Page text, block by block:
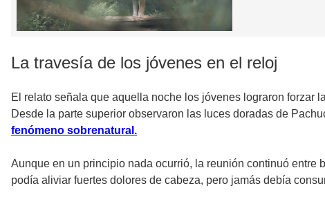
La travesía de los jóvenes en el reloj
El relato señala que aquella noche los jóvenes lograron forzar
Desde la parte superior observaron las luces doradas de
fenómeno sobrenatural.
Aunque en un principio nada ocurrió, la reunión continuó
podía aliviar fuertes dolores de cabeza, pero jamás debía